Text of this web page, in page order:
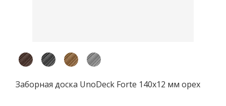
Заборная доска UnoDeck Forte 140х12 мм орех